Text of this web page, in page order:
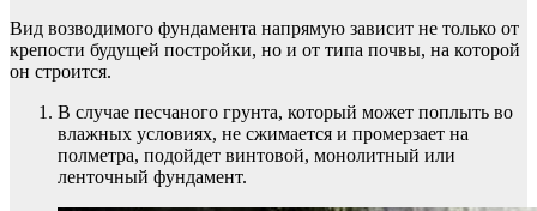
Вид возводимого фундамента напрямую зависит не только от
крепости будущей постройки, но и от типа почвы, на которой
он строится.
В случае песчаного грунта, который может поплыть во
влажных условиях, не сжимается и промерзает на
полметра, подойдет винтовой, монолитный или
ленточный фундамент.